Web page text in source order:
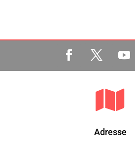

Adresse